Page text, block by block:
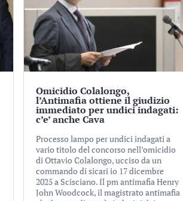
Omicidio Colalongo,
l’Antimafia ottiene il giudizio
immediato per undici indagati:
c’e’ anche Cava
Processo lampo per undici indagati a
vario titolo del concorso nell’omicidio
di Ottavio Colalongo, ucciso da un
commando di sicari io 17 dicembre
2025 a Scisciano. Il pm antimafia Henry
John Woodcock, il magistrato antimafia